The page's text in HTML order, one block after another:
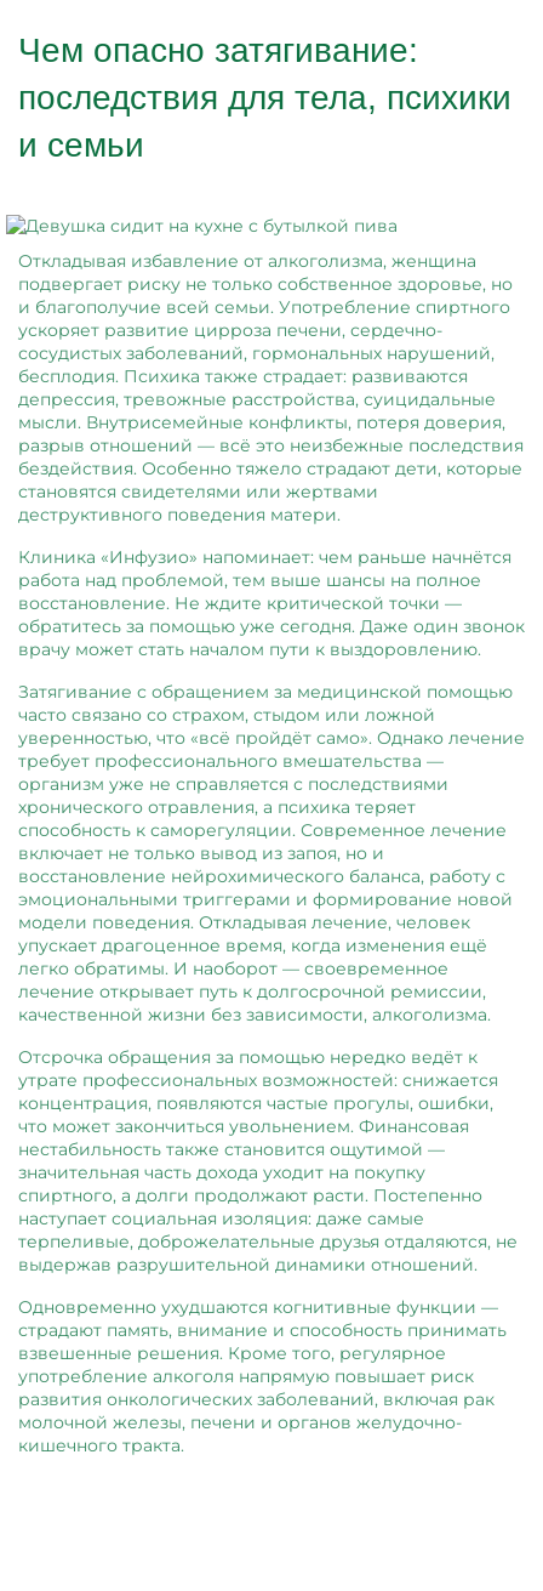
Чем опасно затягивание:
последствия для тела, психики
и семьи
Откладывая избавление от алкоголизма, женщина
подвергает риску не только собственное здоровье, но
и благополучие всей семьи. Употребление спиртного
ускоряет развитие цирроза печени, сердечно-
сосудистых заболеваний, гормональных нарушений,
бесплодия. Психика также страдает: развиваются
депрессия, тревожные расстройства, суицидальные
мысли. Внутрисемейные конфликты, потеря доверия,
разрыв отношений — всё это неизбежные последствия
бездействия. Особенно тяжело страдают дети, которые
становятся свидетелями или жертвами
деструктивного поведения матери.
Клиника «Инфузио» напоминает: чем раньше начнётся
работа над проблемой, тем выше шансы на полное
восстановление. Не ждите критической точки —
обратитесь за помощью уже сегодня. Даже один звонок
врачу может стать началом пути к выздоровлению.
Затягивание с обращением за медицинской помощью
часто связано со страхом, стыдом или ложной
уверенностью, что «всё пройдёт само». Однако лечение
требует профессионального вмешательства —
организм уже не справляется с последствиями
хронического отравления, а психика теряет
способность к саморегуляции. Современное лечение
включает не только вывод из запоя, но и
восстановление нейрохимического баланса, работу с
эмоциональными триггерами и формирование новой
модели поведения. Откладывая лечение, человек
упускает драгоценное время, когда изменения ещё
легко обратимы. И наоборот — своевременное
лечение открывает путь к долгосрочной ремиссии,
качественной жизни без зависимости, алкоголизма.
Отсрочка обращения за помощью нередко ведёт к
утрате профессиональных возможностей: снижается
концентрация, появляются частые прогулы, ошибки,
что может закончиться увольнением. Финансовая
нестабильность также становится ощутимой —
значительная часть дохода уходит на покупку
спиртного, а долги продолжают расти. Постепенно
наступает социальная изоляция: даже самые
терпеливые, доброжелательные друзья отдаляются, не
выдержав разрушительной динамики отношений.
Одновременно ухудшаются когнитивные функции —
страдают память, внимание и способность принимать
взвешенные решения. Кроме того, регулярное
употребление алкоголя напрямую повышает риск
развития онкологических заболеваний, включая рак
молочной железы, печени и органов желудочно-
кишечного тракта.